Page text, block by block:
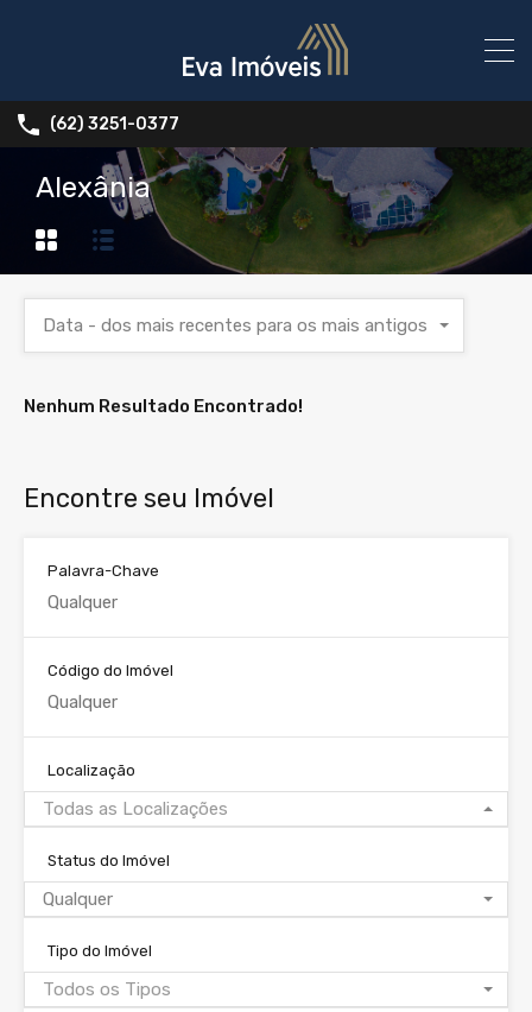
(62) 3251-0377
Alexânia
Data - dos mais recentes para os mais antigos
Nenhum Resultado Encontrado!
Encontre seu Imóvel
Palavra-Chave
Código do Imóvel
Localização
Todas as Localizações
Status do Imóvel
Qualquer
Tipo do Imóvel
Todos os Tipos